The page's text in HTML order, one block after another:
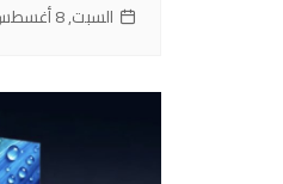
السبت, 8 أغسطس 2026, 13:13